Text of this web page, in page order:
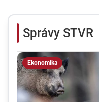
Správy STVR
Ekonomika